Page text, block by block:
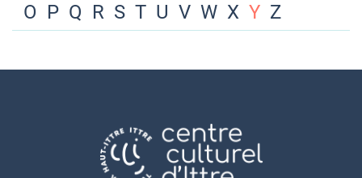
O P Q R S T U V W X Y Z